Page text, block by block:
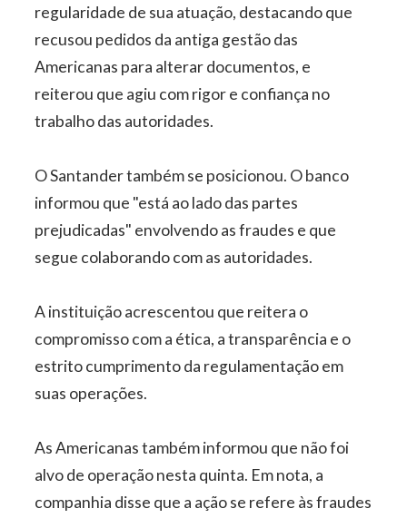
regularidade de sua atuação, destacando que
recusou pedidos da antiga gestão das
Americanas para alterar documentos, e
reiterou que agiu com rigor e confiança no
trabalho das autoridades.
O Santander também se posicionou. O banco
informou que "está ao lado das partes
prejudicadas" envolvendo as fraudes e que
segue colaborando com as autoridades.
A instituição acrescentou que reitera o
compromisso com a ética, a transparência e o
estrito cumprimento da regulamentação em
suas operações.
As Americanas também informou que não foi
alvo de operação nesta quinta. Em nota, a
companhia disse que a ação se refere às fraudes